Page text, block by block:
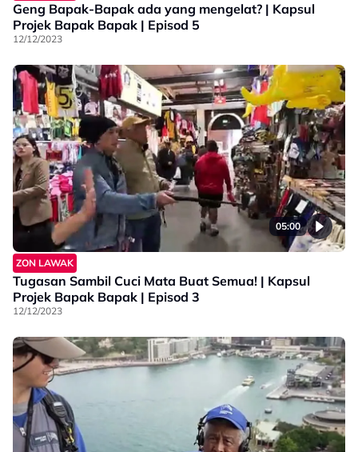
Geng Bapak-Bapak ada yang mengelat? | Kapsul
Projek Bapak Bapak | Episod 5
12/12/2023
05:00
ZON LAWAK
Tugasan Sambil Cuci Mata Buat Semua! | Kapsul
Projek Bapak Bapak | Episod 3
12/12/2023